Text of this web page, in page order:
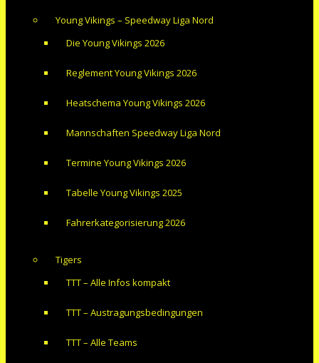
Young Vikings – Speedway Liga Nord
Die Young Vikings 2026
Reglement Young Vikings 2026
Heatschema Young Vikings 2026
Mannschaften Speedway Liga Nord
Termine Young Vikings 2026
Tabelle Young Vikings 2025
Fahrerkategorisierung 2026
Tigers
TTT – Alle Infos kompakt
TTT – Austragungsbedingungen
TTT – Alle Teams